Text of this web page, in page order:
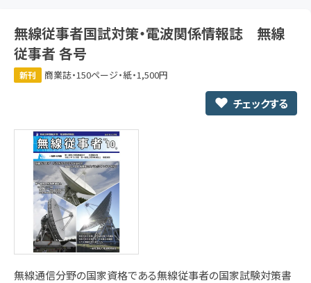
無線従事者国試対策・電波関係情報誌 無線
従事者 各号
新刊 商業誌・150ページ・紙・1,500円
チェックする
無線通信分野の国家資格である無線従事者の国家試験対策書